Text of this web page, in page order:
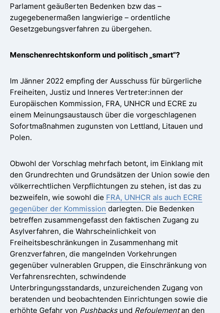
Parlament geäußerten Bedenken bzw das –
zugegebenermaßen langwierige – ordentliche
Gesetzgebungsverfahren zu übergehen.
Menschenrechtskonform und politisch „smart“?
Im Jänner 2022 empfing der Ausschuss für bürgerliche
Freiheiten, Justiz und Inneres Vertreter:innen der
Europäischen Kommission, FRA, UNHCR und ECRE zu
einem Meinungsaustausch über die vorgeschlagenen
Sofortmaßnahmen zugunsten von Lettland, Litauen und
Polen.
Obwohl der Vorschlag mehrfach betont, im Einklang mit
den Grundrechten und Grundsätzen der Union sowie den
völkerrechtlichen Verpflichtungen zu stehen, ist das zu
bezweifeln, wie sowohl die FRA, UNHCR als auch ECRE
gegenüber der Kommission darlegten. Die Bedenken
betreffen zusammengefasst den faktischen Zugang zu
Asylverfahren, die Wahrscheinlichkeit von
Freiheitsbeschränkungen in Zusammenhang mit
Grenzverfahren, die mangelnden Vorkehrungen
gegenüber vulnerablen Gruppen, die Einschränkung von
Verfahrensrechten, schwindende
Unterbringungsstandards, unzureichenden Zugang von
beratenden und beobachtenden Einrichtungen sowie die
erhöhte Gefahr von Pushbacksund Refoulementan den